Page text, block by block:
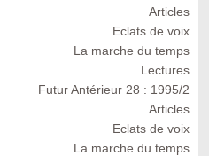
Articles
Eclats de voix
La marche du temps
Lectures
Futur Antérieur 28 : 1995/2
Articles
Eclats de voix
La marche du temps